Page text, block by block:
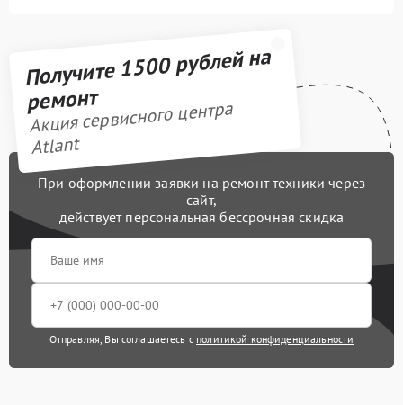
Получите 1500 рублей на
ремонт
Акция сервисного центра
Atlant
При оформлении заявки на ремонт техники через
сайт,
действует персональная бессрочная скидка
Отправляя, Вы соглашаетесь с политикой конфиденциальности